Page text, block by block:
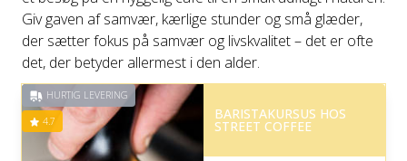
Giv gaven af samvær, kærlige stunder og små glæder,
der sætter fokus på samvær og livskvalitet – det er ofte
det, der betyder allermest i den alder.
HURTIG LEVERING
4.7 BARISTAKURSUS HOS
STREET COFFEE